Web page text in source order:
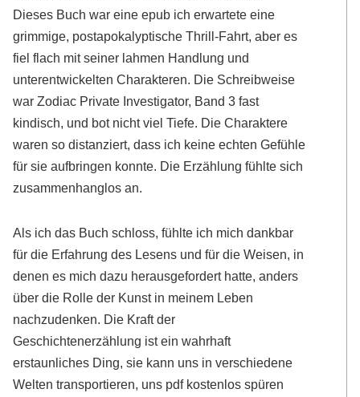
Dieses Buch war eine epub ich erwartete eine
grimmige, postapokalyptische Thrill-Fahrt, aber es
fiel flach mit seiner lahmen Handlung und
unterentwickelten Charakteren. Die Schreibweise
war Zodiac Private Investigator, Band 3 fast
kindisch, und bot nicht viel Tiefe. Die Charaktere
waren so distanziert, dass ich keine echten Gefühle
für sie aufbringen konnte. Die Erzählung fühlte sich
zusammenhanglos an.
Als ich das Buch schloss, fühlte ich mich dankbar
für die Erfahrung des Lesens und für die Weisen, in
denen es mich dazu herausgefordert hatte, anders
über die Rolle der Kunst in meinem Leben
nachzudenken. Die Kraft der
Geschichtenerzählung ist ein wahrhaft
erstaunliches Ding, sie kann uns in verschiedene
Welten transportieren, uns pdf kostenlos spüren